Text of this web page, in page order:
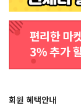
회원 혜택안내